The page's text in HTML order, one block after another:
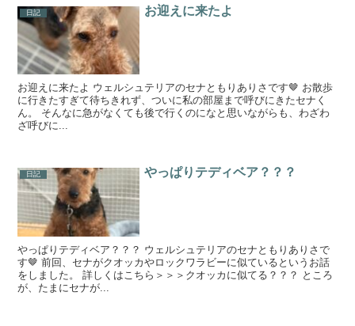
日記 お迎えに来たよ
お迎えに来たよ ウェルシュテリアのセナともりありさです🤎 お散歩
に行きたすぎて待ちきれず、ついに私の部屋まで呼びにきたセナく
ん。 そんなに急がなくても後で行くのになと思いながらも、わざわ
ざ呼びに...
日記 やっぱりテディベア？？？
やっぱりテディベア？？？ ウェルシュテリアのセナともりありさで
す🤎 前回、セナがクオッカやロックワラビーに似ているというお話
をしました。 詳しくはこちら＞＞＞クオッカに似てる？？？ ところ
が、たまにセナが...